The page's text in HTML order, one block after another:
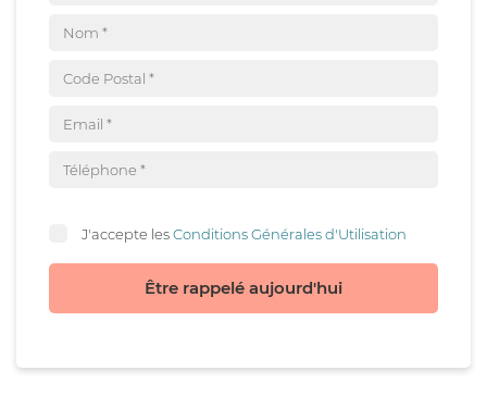
J'accepte lesConditions Générales d'Utilisation
Être rappelé aujourd'hui